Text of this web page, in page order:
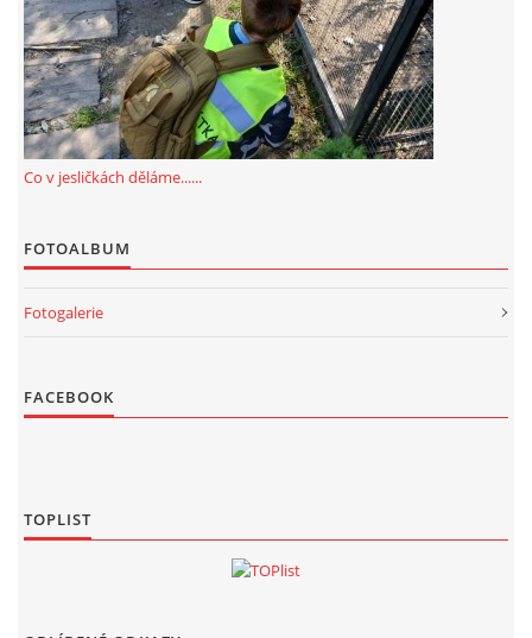
Co v jesličkách děláme......
FOTOALBUM
Fotogalerie
FACEBOOK
TOPLIST